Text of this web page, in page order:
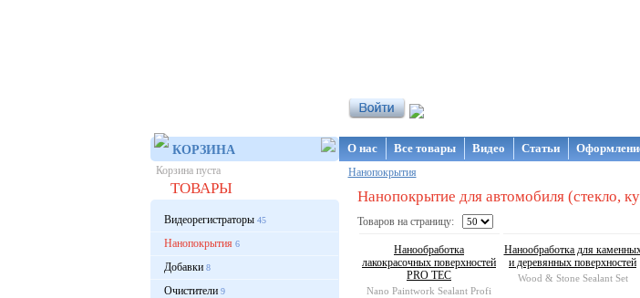
КОРЗИНА
Корзина пуста
ТОВАРЫ
Видеорегистраторы45
Нанопокрытия 6
Добавки8
Очистители9
О нас Все товары Видео Статьи
Нанопокрытия
Нанопокрытие для автомобиля (стекло,
Товаров на страницу:
Нанообработка
лакокрасочных поверхностей
PRO TEC
Nano Paintwork Sealant Profi
Нанообработка для
и деревянных поверхностей
Wood & Stone Sealant Set